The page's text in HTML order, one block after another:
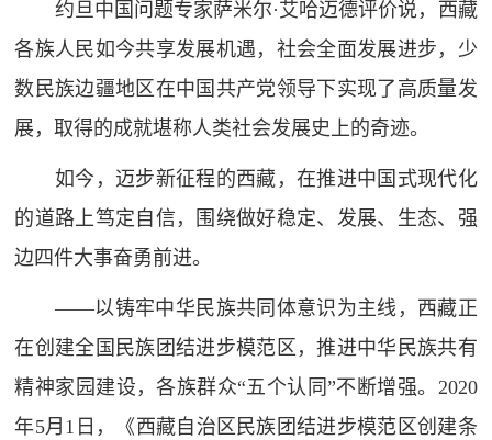
约旦中国问题专家萨米尔·艾哈迈德评价说，西藏
各族人民如今共享发展机遇，社会全面发展进步，少
数民族边疆地区在中国共产党领导下实现了高质量发
展，取得的成就堪称人类社会发展史上的奇迹。
如今，迈步新征程的西藏，在推进中国式现代化
的道路上笃定自信，围绕做好稳定、发展、生态、强
边四件大事奋勇前进。
——以铸牢中华民族共同体意识为主线，西藏正
在创建全国民族团结进步模范区，推进中华民族共有
精神家园建设，各族群众“五个认同”不断增强。2020
年5月1日，《西藏自治区民族团结进步模范区创建条